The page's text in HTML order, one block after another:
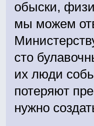
обыски,
мы можем
сто
их люди
потеряют
нужно